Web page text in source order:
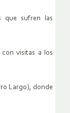
que sufren las
visitas a los
Largo), donde